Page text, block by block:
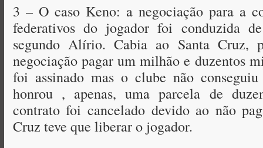
3 – O caso Keno: a negociação para a
federativos do jogador foi conduzida
segundo Alírio. Cabia ao Santa Cruz,
negociação pagar um milhão e duzentos
foi assinado mas o clube não
honrou , apenas, uma parcela de
contrato foi cancelado devido ao não
Cruz teve que liberar o jogador.